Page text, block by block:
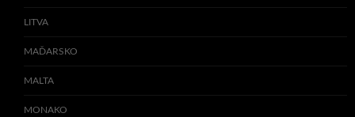
LITVA
MAĎARSKO
MALTA
MONAKO